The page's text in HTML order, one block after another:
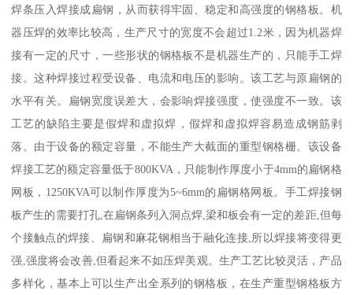
焊条压入焊接成扁钢，从而获得牢固、稳定和高强度的钢格板。机
器压焊的效率比较高，生产尺寸的宽度不会超过1.2米，因为机器焊
接有一定的尺寸，一些形状的钢格板不是机器生产的，只能手工焊
接。这种焊接过程受设备、电流和电压的影响。该工艺与原扁钢的
水平有关。扁钢宽度误差大，会影响焊接强度，使强度不一致。该
工艺的缺陷主要是假焊和虚拟焊，假焊和虚拟焊容易造成钢筋剥
落。由于设备的额定容量，不能生产大截面的重型钢格栅。该设备
焊接工艺的额定容量低于800KVA，只能制作厚度小于4mm的扁钢格
网板，1250KVA可以制作厚度为5~6mm的扁钢格网板。手工焊接钢
板产生的需要打孔,在扁钢条列入洞点焊,梁和板会有一定的差距,但每
个接触点的焊接、扁钢和麻花钢相当于融化连接,所以焊接将变得更
强,强度将会改善,但看起来不如压焊美观。生产工艺比较灵活，产品
多样化，基本上可以生产出全系列的钢格板，在生产重型钢格板方